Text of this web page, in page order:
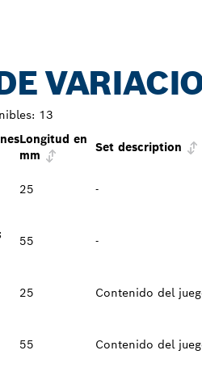
13
Longitud en
mm
Set description
25 -
55 -
25 Contenido del
55 Contenido del